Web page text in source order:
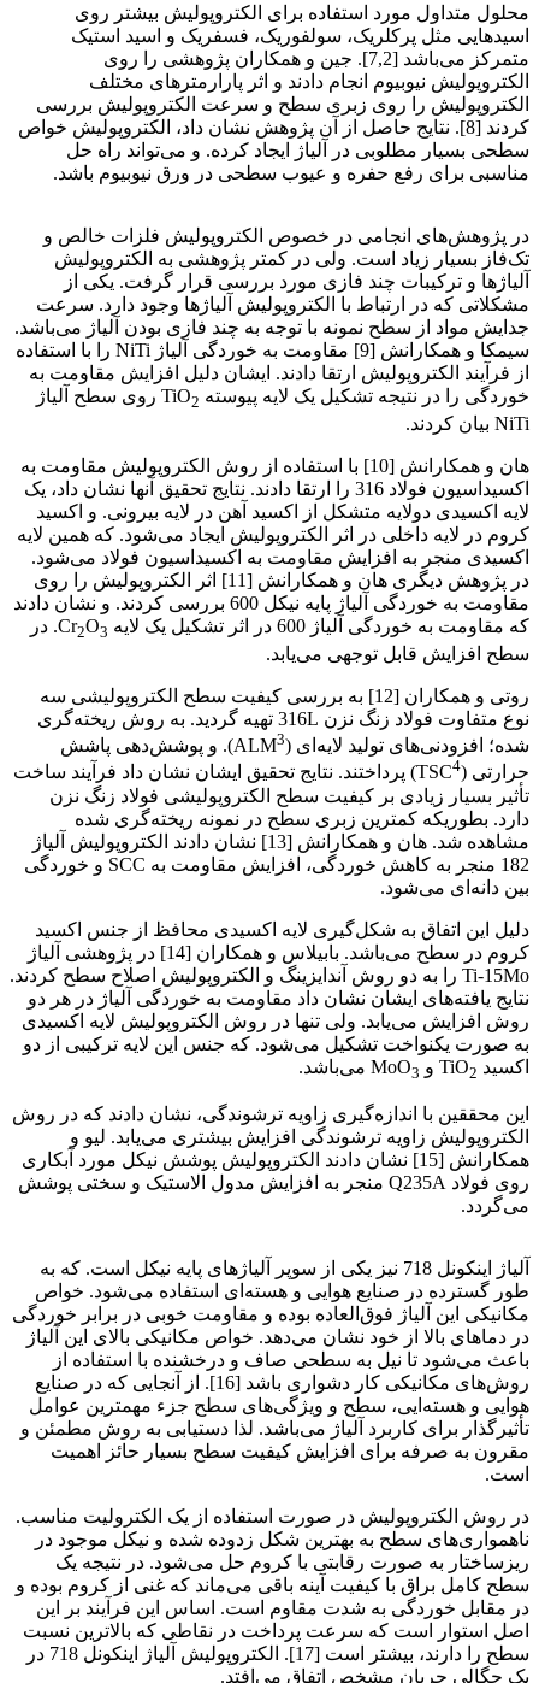
محلول متداول مورد استفاده برای الکتروپولیش بیشتر روی
اسیدهایی مثل پرکلریک، سولفوریک، فسفریک و اسید استیک
متمرکز می‌باشد [7,2]. جین و همکاران پژوهشی را روی
الکتروپولیش نیوبیوم انجام دادند و اثر پارارمترهای مختلف
الکتروپولیش را روی زبری سطح و سرعت الکتروپولیش بررسی
کردند [8]. نتایج حاصل از آن پژوهش نشان داد، الکتروپولیش خواص
سطحی بسیار مطلوبی در آلیاژ ایجاد کرده. و می‌تواند راه حل
مناسبی برای رفع حفره و عیوب سطحی در ورق نیوبیوم باشد.
در پژوهش‌های انجامی در خصوص الکتروپولیش فلزات خالص و
تک‌فاز بسیار زیاد است. ولی در کمتر پژوهشی به الکتروپولیش
آلیاژها و ترکیبات چند فازی مورد بررسی قرار گرفت. یکی از
مشکلاتی که در ارتباط با الکتروپولیش آلیاژها وجود دارد. سرعت
جدایش مواد از سطح نمونه با توجه به چند فازی بودن آلیاژ می‌باشد.
سیمکا و همکارانش [9] مقاومت به خوردگی آلیاژ NiTi را با استفاده
از فرآیند الکتروپولیش ارتقا دادند. ایشان دلیل افزایش مقاومت به
خوردگی را در نتیجه تشکیل یک لایه پیوسته TiO 2
روی سطح آلیاژ
NiTi بیان کردند.
هان و همکارانش [10] با استفاده از روش الکتروپولیش مقاومت به
اکسیداسیون فولاد 316 را ارتقا دادند. نتایج تحقیق آنها نشان داد، یک
لایه اکسیدی دولایه متشکل از اکسید آهن در لایه بیرونی. و اکسید
کروم در لایه داخلی در اثر الکتروپولیش ایجاد می‌شود. که همین لایه
اکسیدی منجر به افزایش مقاومت به اکسیداسیون فولاد می‌شود.
در پژوهش دیگری هان و همکارانش [11] اثر الکتروپولیش را روی
مقاومت به خوردگی آلیاژ پایه نیکل 600 بررسی کردند. و نشان دادند
که مقاومت به خوردگی آلیاژ 600 در اثر تشکیل یک لایه Cr
2O3
. در
سطح افزایش قابل توجهی می‌یابد.
روتی و همکاران [12] به بررسی کیفیت سطح الکتروپولیشی سه
نوع متفاوت فولاد زنگ نزن 316L تهیه گردید. به روش ریخته‌گری
شده؛ افزودنی‌های تولید لایه‌ای (ALM3
). و پوشش‌دهی پاشش
حرارتی (TSC4
) پرداختند. نتایج تحقیق ایشان نشان داد فرآیند ساخت
تأثیر بسیار زیادی بر کیفیت سطح الکتروپولیشی فولاد زنگ نزن
دارد. بطوریکه کمترین زبری سطح در نمونه ریخته‌گری شده
مشاهده شد. هان و همکارانش [13] نشان دادند الکتروپولیش آلیاژ
182 منجر به کاهش خوردگی، افزایش مقاومت به SCC و خوردگی
بین دانه‌ای می‌شود.
دلیل این اتفاق به شکل‌گیری لایه اکسیدی محافظ از جنس اکسید
کروم در سطح می‌باشد. بابیلاس و همکاران [14] در پژوهشی آلیاژ
Ti-15Mo را به دو روش آندایزینگ و الکتروپولیش اصلاح سطح کردند.
نتایج یافته‎‌های ایشان نشان داد مقاومت به خوردگی آلیاژ در هر دو
روش افزایش می‌یابد. ولی تنها در روش الکتروپولیش لایه اکسیدی
به صورت یکنواخت تشکیل می‌شود. که جنس این لایه ترکیبی از دو
اکسید TiO 2 و MoO 3 می‌باشد.
این محققین با اندازه‌گیری زاویه ترشوندگی، نشان دادند که در روش
الکتروپولیش زاویه ترشوندگی افزایش بیشتری می‌یابد. لیو و
همکارانش [15] نشان دادند الکتروپولیش پوشش نیکل مورد آبکاری
روی فولاد Q235A منجر به افزایش مدول الاستیک و سختی پوشش
می‌گردد.
آلیاژ اینکونل 718 نیز یکی از سوپر آلیاژهای پایه نیکل است. که به
طور گسترده در صنایع هوایی و هسته‌ای استفاده می‌شود. خواص
مکانیکی این آلیاژ فوق‌العاده بوده و مقاومت خوبی در برابر خوردگی
در دماهای بالا از خود نشان می‌دهد. خواص مکانیکی بالای این آلیاژ
باعث می‌شود تا نیل به سطحی صاف و درخشنده با استفاده از
روش‌های مکانیکی کار دشواری باشد [16]. از آنجایی که در صنایع
هوایی و هسته‌ایی، سطح و ویژگی‌های سطح جزء مهمترین عوامل
تأثیرگذار برای کاربرد آلیاژ می‌باشد. لذا دستیابی به روش مطمئن و
مقرون به صرفه برای افزایش کیفیت سطح بسیار حائز اهمیت
است.
در روش الکتروپولیش در صورت استفاده از یک الکترولیت مناسب.
ناهمواری‌های سطح به بهترین شکل زدوده شده و نیکل موجود در
ریزساختار به صورت رقابتی با کروم حل می‌شود. در نتیجه یک
سطح کامل براق با کیفیت آینه باقی می‌ماند که غنی از کروم بوده و
در مقابل خوردگی به شدت مقاوم است. اساس این فرآیند بر این
اصل استوار است که سرعت پرداخت در نقاطی که بالاترین نسبت
سطح را دارند، بیشتر است [17]. الکتروپولیش آلیاژ اینکونل 718 در
یک چگالی جریان مشخص اتفاق می‌افتد.